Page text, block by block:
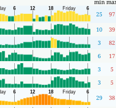
min
25
97
10
39
3
82
6
17
3
5
3
5
29
38